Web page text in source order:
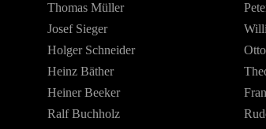
Thomas Müller
Josef Sieger
Holger Schneider
Heinz Bäther
Heiner Beeker
Ralf Buchholz